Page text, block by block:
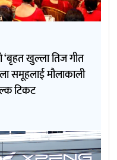
खुल्ला तिज गीत
समूहलाई मौलाकाली
टिकट